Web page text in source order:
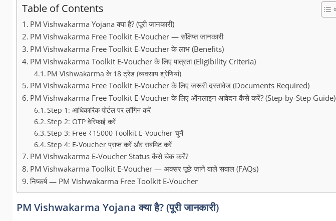
Table of Contents
PM Vishwakarma Yojana क्या है? (पूरी जानकारी)
PM Vishwakarma Free Toolkit E-Voucher — संक्षिप्त जानकारी
PM Vishwakarma Free Toolkit E-Voucher के लाभ (Benefits)
PM Vishwakarma Toolkit E-Voucher के लिए पात्रता (Eligibility Criteria)
PM Vishwakarma के 18 ट्रेड (व्यवसाय श्रेणियां)
PM Vishwakarma Free Toolkit E-Voucher के लिए जरूरी दस्तावेज (Documents Required)
PM Vishwakarma Free Toolkit E-Voucher के लिए ऑनलाइन आवेदन कैसे करें? (Step-by-Step Guide)
Step 1: आधिकारिक पोर्टल पर लॉगिन करें
Step 2: OTP वेरिफाई करें
Step 3: Free ₹15000 Toolkit E-Voucher चुनें
Step 4: E-Voucher प्राप्त करें और सबमिट करें
PM Vishwakarma E-Voucher Status कैसे चेक करें?
PM Vishwakarma Toolkit E-Voucher — अक्सर पूछे जाने वाले सवाल (FAQs)
निष्कर्ष — PM Vishwakarma Free Toolkit E-Voucher
PM Vishwakarma Yojana क्या है? (पूरी जानकारी)